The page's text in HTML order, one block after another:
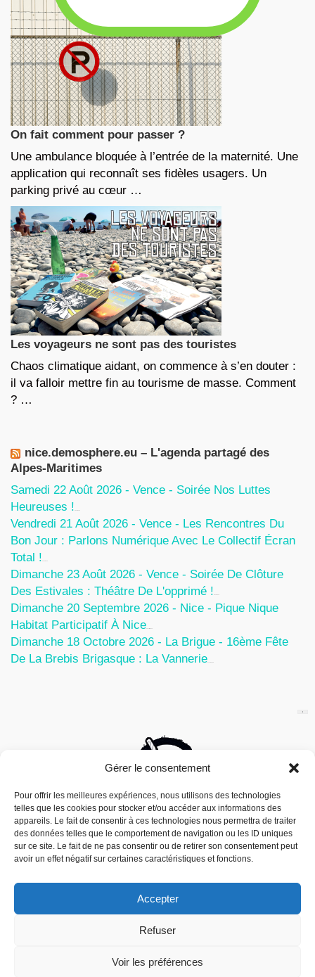
Gérer le consentement
Pour offrir les meilleures expériences, nous utilisons des technologies
telles que les cookies pour stocker et/ou accéder aux informations des
appareils. Le fait de consentir à ces technologies nous permettra de traiter
des données telles que le comportement de navigation ou les ID uniques
sur ce site. Le fait de ne pas consentir ou de retirer son consentement peut
avoir un effet négatif sur certaines caractéristiques et fonctions.
Accepter
Refuser
Voir les préférences
On fait comment pour passer ?
Une ambulance bloquée à l’entrée de la maternité. Une
application qui reconnaît ses fidèles usagers. Un
parking privé au cœur …
Les voyageurs ne sont pas des touristes
Chaos climatique aidant, on commence à s’en douter :
il va falloir mettre fin au tourisme de masse. Comment
? …
nice.demosphere.eu – L'agenda partagé des
Alpes-Maritimes
Samedi 22 Août 2026 - Vence - Soirée Nos Luttes
Heureuses !
Vendredi 21 Août 2026 - Vence - Les Rencontres Du
Bon Jour : Parlons Numérique Avec Le Collectif Écran
Total !
Dimanche 23 Août 2026 - Vence - Soirée De Clôture
Des Estivales : Théâtre De L'opprimé !
Dimanche 20 Septembre 2026 - Nice - Pique Nique
Habitat Participatif À Nice
Dimanche 18 Octobre 2026 - La Brigue - 16ème Fête
De La Brebis Brigasque : La Vannerie
Mouais, le mensuel dubitatif…quoique est
édité par l’Association ARMA, Association
Pour la Reconnaissance des Médias
settings.